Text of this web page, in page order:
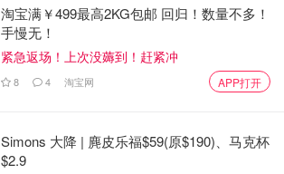
10:00am - 12:00am
卖自取
201-5728 University
Blvd Vancouver BC V6T
1K6
10:00am - 12:00am
外卖送餐
淘宝满￥499最高2KG包邮 回归！数量不多！
手慢无！
紧急返场！上次没薅到！赶紧冲
8 4 淘宝网 APP打开
Simons 大降 | 麂皮乐福$59(原$190)、马克杯
$2.9